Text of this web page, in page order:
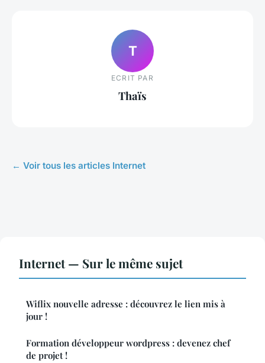
T
ECRIT PAR
Thaïs
← Voir tous les articles Internet
Internet — Sur le même sujet
Wiflix nouvelle adresse : découvrez le lien mis à
jour !
Formation développeur wordpress : devenez chef
de projet !